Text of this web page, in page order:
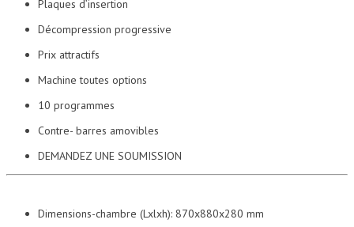
Plaques d’insertion
Décompression progressive
Prix attractifs
Machine toutes options
10 programmes
Contre- barres amovibles
DEMANDEZ UNE SOUMISSION
Dimensions-chambre (Lxlxh): 870x880x280 mm